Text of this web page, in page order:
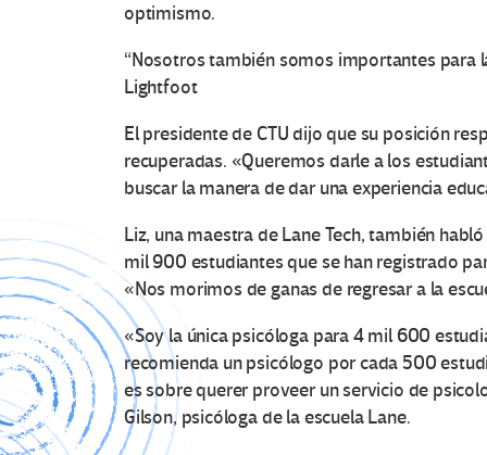
optimismo.
“Nosotros también somos importantes para
Lightfoot
El presidente de CTU dijo que su posición
recuperadas. «Queremos darle a los
buscar la manera de dar una experiencia
Liz, una maestra de Lane Tech, también
mil 900 estudiantes que se han registrado
«Nos morimos de ganas de regresar a la
«Soy la única psicóloga para 4 mil 600
recomienda un psicólogo por cada 500
es sobre querer proveer un servicio de
Gilson, psicóloga de la escuela Lane.